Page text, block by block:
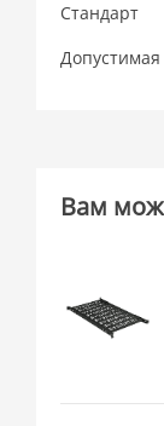
Стандарт
Допустимая
Вам